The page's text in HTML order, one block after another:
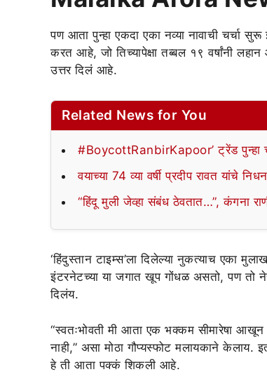
पण आता पुन्हा एकदा एका नव्या नावाची चर्चा सुरू
करत आहे, जो तिच्यापेक्षा तब्बल १९ वर्षांनी
उत्तर दिलं आहे.
Related News for You
#BoycottRanbirKapoor’ ट्रेंड पुन्हा
वयाच्या 74 व्या वर्षी प्रदीप रावत यांचे
“हिंदू मुली जेव्हा संबंध ठेवतात…”, कंगना
‘हिंदुस्तान टाइम्स’ला दिलेल्या नुकत्याच एका
इंटरनेटच्या या जगात खूप गोंधळ असतो, पण तो
दिलंय.
“स्वतःभोवती मी आता एक भक्कम सीमारेषा आखून
नाही,” असा मोठा गौप्यस्फोट मलायकाने केलाय.
हे ती आता पक्कं शिकली आहे.